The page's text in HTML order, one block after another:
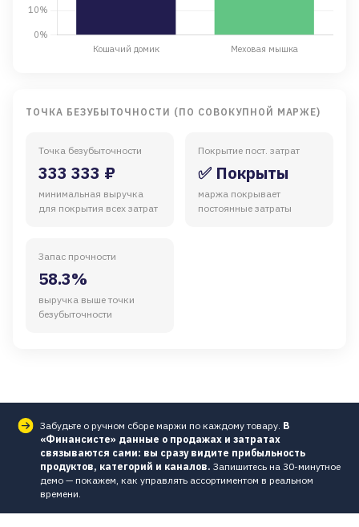
ТОЧКА БЕЗУБЫТОЧНОСТИ (ПО СОВОКУПНОЙ МАРЖЕ)
Точка безубыточности
333 333 ₽
минимальная выручка
для покрытия всех затрат
Покрытие пост. затрат
✅ Покрыты
маржа покрывает
постоянные затраты
Запас прочности
58.3%
выручка выше точки
безубыточности
Забудьте о ручном сборе маржи по каждому товару. В
«Финансисте» данные о продажах и затратах
связываются сами: вы сразу видите прибыльность
продуктов, категорий и каналов. Запишитесь на 30-минутное
демо — покажем, как управлять ассортиментом в реальном
времени.